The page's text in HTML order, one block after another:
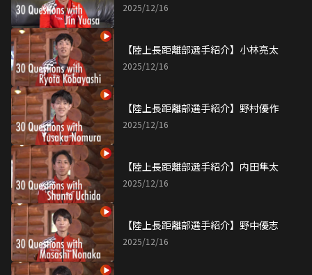
2025/12/16
【陸上長距離部選手紹介】小林亮太
2025/12/16
【陸上長距離部選手紹介】野村優作
2025/12/16
【陸上長距離部選手紹介】内田隼太
2025/12/16
【陸上長距離部選手紹介】野中優志
2025/12/16